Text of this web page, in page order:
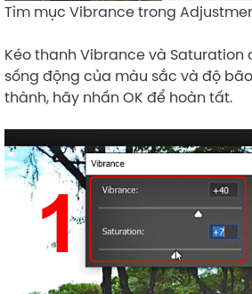
Tìm mục Vibrance trong
Kéo thanh Vibrance và Saturation
sống động của màu sắc và độ
thành, hãy nhấn OK để hoàn tất.